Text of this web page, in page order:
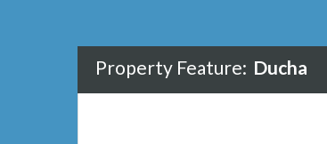
Property Feature: Ducha